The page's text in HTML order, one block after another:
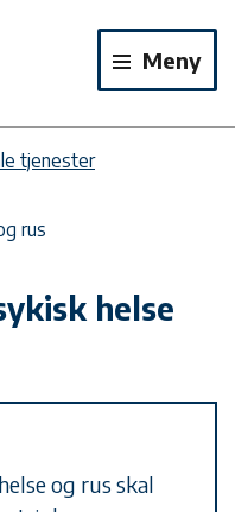
Meny
tjenester
rus
helse
og rus skal